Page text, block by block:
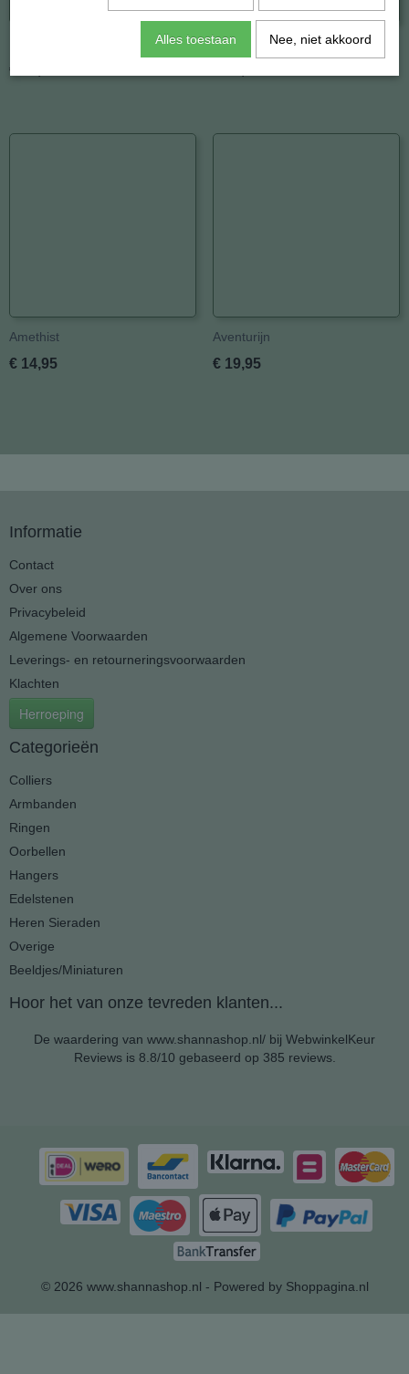
€ 19,95
Amethist
Amethist
€ 14,95
Aventurijn
€ 19,95
Informatie
Contact
Over ons
Privacybeleid
Algemene Voorwaarden
Leverings- en retourneringsvoorwaarden
Klachten
Herroeping
Categorieën
Colliers
Armbanden
Ringen
Oorbellen
Hangers
Edelstenen
Heren Sieraden
Overige
Beeldjes/Miniaturen
Hoor het van onze tevreden klanten...
De waardering van www.shannashop.nl/ bij WebwinkelKeur
Reviewsis 8.8/10 gebaseerd op 385 reviews.
© 2026 www.shannashop.nl - Powered by Shoppagina.nl
Alles toestaan Nee, niet akkoord